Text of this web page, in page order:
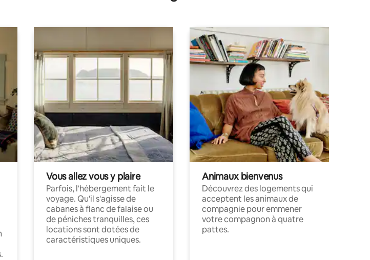
Vous allez vous y plaire
Parfois, l'hébergement fait le
voyage. Qu'il s'agisse de
cabanes à flanc de falaise ou
de péniches tranquilles, ces
locations sont dotées de
caractéristiques uniques.
Animaux bienvenus
Découvrez des logements qui
acceptent les animaux de
compagnie pour emmener
votre compagnon à quatre
pattes.